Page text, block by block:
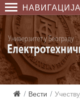
НАВИГАЦИЈА
Вести